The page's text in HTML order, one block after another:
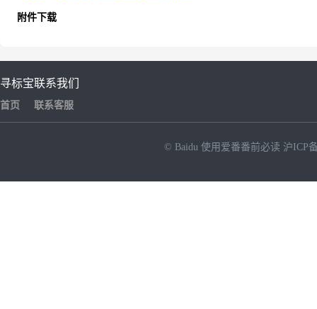
附件下载
寻标宝
首页
联系我们
联系客服
© Baidu 使用爱番番前必读 沪ICP